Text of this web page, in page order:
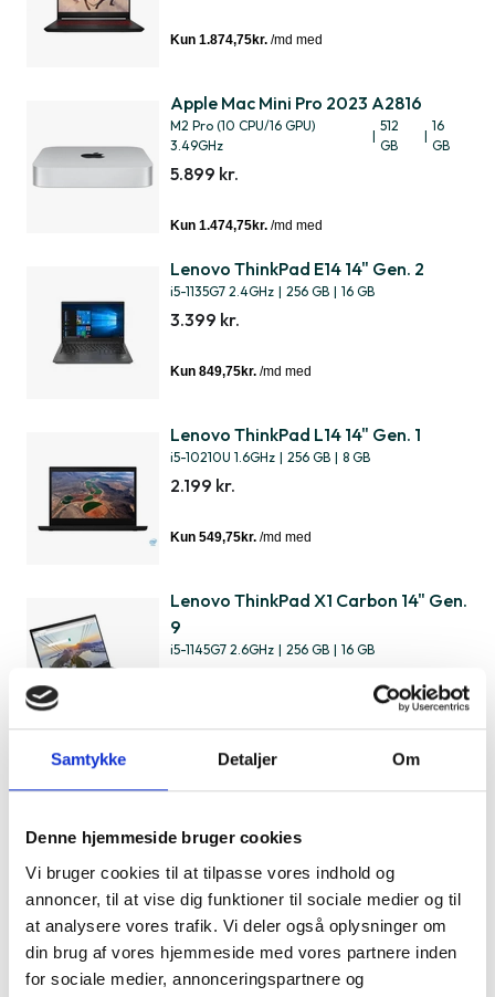
Samtykke Detaljer Om
Denne hjemmeside bruger cookies
Vi bruger cookies til at tilpasse vores indhold og
annoncer, til at vise dig funktioner til sociale medier og til
at analysere vores trafik. Vi deler også oplysninger om
din brug af vores hjemmeside med vores partnere inden
for sociale medier, annonceringspartnere og
Apple Mac Mini Pro 2023 A2816
M2 Pro (10 CPU/16 GPU)
3.49GHz
|
512
GB
|
16
GB
5.899 kr.
Lenovo ThinkPad E14 14" Gen. 2
i5-1135G7 2.4GHz | 256 GB | 16 GB
3.399 kr.
Lenovo ThinkPad L14 14" Gen. 1
i5-10210U 1.6GHz | 256 GB | 8 GB
2.199 kr.
Lenovo ThinkPad X1 Carbon 14" Gen.
9
i5-1145G7 2.6GHz | 256 GB | 16 GB
Lenovo Yoga Slim 7-15IIL9 15"
Ultra 7 256V 2.2GHz | 512 GB | 16 GB
Apple MacBook Air 13" 2022 A2681
M2 (8 CPU/10 GPU) 3.49GHz | 256 GB | 8 GB
5.659 kr.